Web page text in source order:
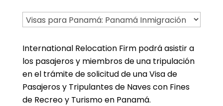
International Relocation Firm podrá asistir a
los pasajeros y miembros de una tripulación
en el trámite de solicitud de una Visa de
Pasajeros y Tripulantes de Naves con Fines
de Recreo y Turismo en Panamá.